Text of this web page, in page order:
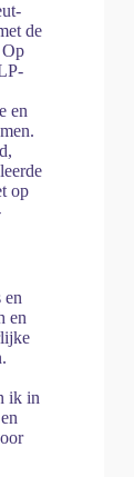
de
en
op
en
en
ik in